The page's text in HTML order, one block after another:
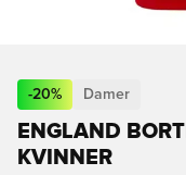
-20% Damer
ENGLAND
KVINNER